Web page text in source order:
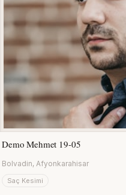
Demo Mehmet 19-05
Bolvadin, Afyonkarahisar
Saç Kesimi